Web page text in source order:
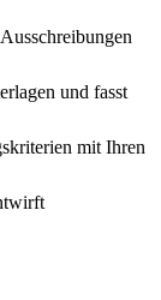
und fasst
mit Ihren